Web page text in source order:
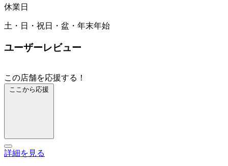
休業日
土・日・祝日・盆・年末年始
ユーザーレビュー
この店舗を応援する！
ここから応援
詳細を見る